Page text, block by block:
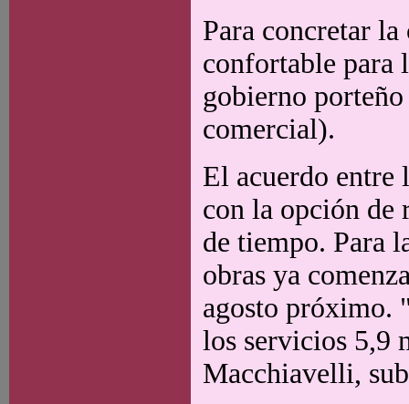
Para concretar
confortable para
gobierno
comercial).
El acuerdo entre
con la opción de
de tiempo. Para
obras ya
agosto próximo.
los servicios 5,9
Macchiavelli,